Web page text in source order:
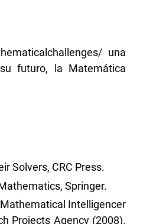
una
futuro, la Matemática
Solvers, CRC Press.
Springer.
Intelligencer
Projects Agency (2008).